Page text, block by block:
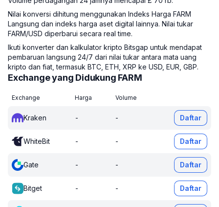
Nilai konversi dihitung menggunakan Indeks Harga FARM
Langsung dan indeks harga aset digital lainnya. Nilai tukar
FARM/USD diperbarui secara real time.
Ikuti konverter dan kalkulator kripto Bitsgap untuk mendapat
pembaruan langsung 24/7 dari nilai tukar antara mata uang
kripto dan fiat, termasuk BTC, ETH, XRP ke USD, EUR, GBP.
Exchange yang Didukung FARM
Exchange Harga Volume
Kraken - - Daftar
WhiteBit - - Daftar
Gate - - Daftar
Bitget - - Daftar